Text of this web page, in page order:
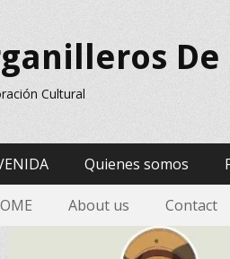
De
Cultural
Quienes somos
About us Contact